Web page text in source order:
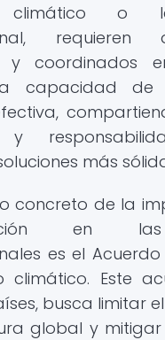
climático o
requieren
y coordinados
capacidad
y
más
concreto de la
en las
es el
climático. Este
busca limitar
global y